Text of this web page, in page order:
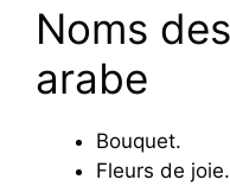
Noms
arabe
Bouquet.
Fleurs de joie.